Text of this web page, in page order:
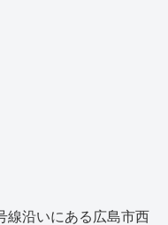
線沿いにある広島市西